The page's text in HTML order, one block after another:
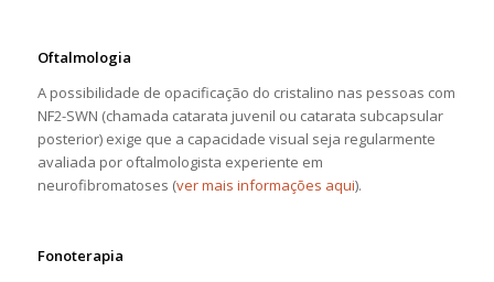
Oftalmologia
A possibilidade de opacificação do cristalino nas pessoas com
NF2-SWN (chamada catarata juvenil ou catarata subcapsular
posterior) exige que a capacidade visual seja regularmente
avaliada por oftalmologista experiente em
neurofibromatoses (ver mais informações aqui).
Fonoterapia